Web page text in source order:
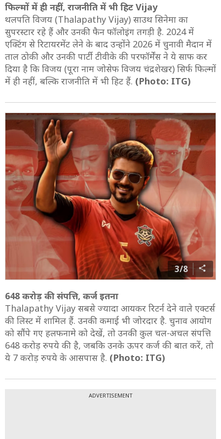
फिल्मों में ही नहीं, राजनीति में भी हिट Vijay
थलपति विजय (Thalapathy Vijay) साउथ सिनेमा का
सुपरस्टार रहे हैं और उनकी फैन फॉलोइंग तगड़ी है. 2024 में
एक्टिंग से रिटायरमेंट लेने के बाद उन्होंने 2026 में चुनावी मैदान में
ताल ठोकी और उनकी पार्टी टीवीके की परफॉर्मेंस ने ये साफ कर
दिया है कि विजय (पूरा नाम जोसेफ विजय चंद्रशेखर) सिर्फ फिल्मों
में ही नहीं, बल्कि राजनीति में भी हिट हैं. (Photo: ITG)
3/8
648 करोड़ की संपत्ति, कर्ज इतना
Thalapathy Vijay सबसे ज्यादा आयकर रिटर्न देने वाले एक्टर्स
की लिस्ट में शामिल हैं. उनकी कमाई भी जोरदार है. चुनाव आयोग
को सौंपे गए हलफनामे को देखें, तो उनकी कुल चल-अचल संपत्ति
648 करोड़ रुपये की है, जबकि उनके ऊपर कर्ज की बात करें, तो
ये 7 करोड़ रुपये के आसपास है. (Photo: ITG)
ADVERTISEMENT